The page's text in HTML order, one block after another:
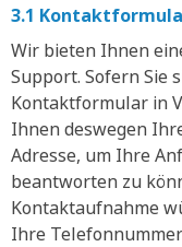
3.1
Wir bieten Ihnen
Support. Sofern Sie
Kontaktformular in
Ihnen deswegen
Adresse, um Ihre
beantworten zu
Kontaktaufnahme
Ihre